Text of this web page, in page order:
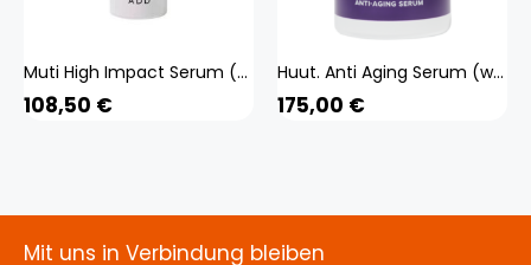
Muti High Impact Serum (weiss 30 ml) Beauty, Gesicht, Gesichtspflege,
108,50 €
Huut. Anti Aging Serum (weiss 30 ml) Beauty, Gesicht, Gesichtspflege,
175,00 €
Mit uns in Verbindung bleiben